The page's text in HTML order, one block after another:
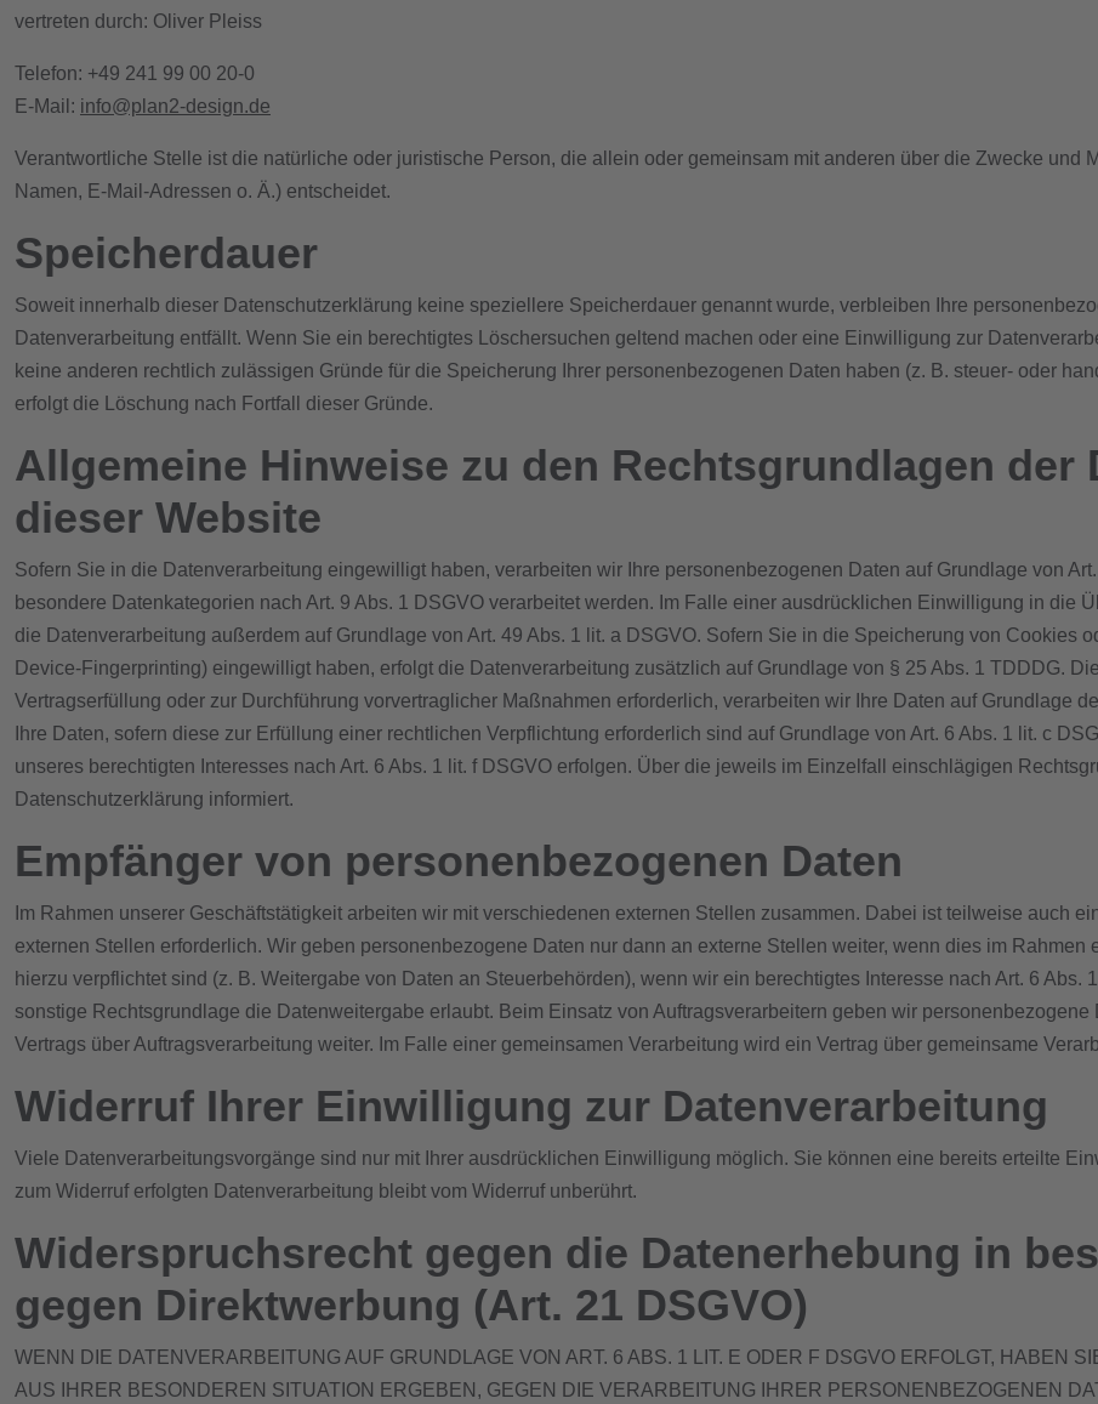
vertreten durch: Oliver Pleiss
Telefon: +49 241 99 00 20-0
E-Mail: info@plan2-design.de
Verantwortliche Stelle ist die natürliche oder juristische Person, die allein oder gemeinsam mit anderen über die Zwecke und
Namen, E-Mail-Adressen o. Ä.) entscheidet.
Speicherdauer
Soweit innerhalb dieser Datenschutzerklärung keine speziellere Speicherdauer genannt wurde, verbleiben Ihre
Datenverarbeitung entfällt. Wenn Sie ein berechtigtes Löschersuchen geltend machen oder eine Einwilligung zur
keine anderen rechtlich zulässigen Gründe für die Speicherung Ihrer personenbezogenen Daten haben (z. B. steuer- oder
erfolgt die Löschung nach Fortfall dieser Gründe.
Allgemeine Hinweise zu den Rechtsgrundlagen der
dieser Website
Sofern Sie in die Datenverarbeitung eingewilligt haben, verarbeiten wir Ihre personenbezogenen Daten auf Grundlage von
besondere Datenkategorien nach Art. 9 Abs. 1 DSGVO verarbeitet werden. Im Falle einer ausdrücklichen Einwilligung in die
die Datenverarbeitung außerdem auf Grundlage von Art. 49 Abs. 1 lit. a DSGVO. Sofern Sie in die Speicherung von Cookies
Device-Fingerprinting) eingewilligt haben, erfolgt die Datenverarbeitung zusätzlich auf Grundlage von § 25 Abs. 1 TDDDG.
Vertragserfüllung oder zur Durchführung vorvertraglicher Maßnahmen erforderlich, verarbeiten wir Ihre Daten auf Grundlage
Ihre Daten, sofern diese zur Erfüllung einer rechtlichen Verpflichtung erforderlich sind auf Grundlage von Art. 6 Abs. 1 lit. c
unseres berechtigten Interesses nach Art. 6 Abs. 1 lit. f DSGVO erfolgen. Über die jeweils im Einzelfall einschlägigen
Datenschutzerklärung informiert.
Empfänger von personenbezogenen Daten
Im Rahmen unserer Geschäftstätigkeit arbeiten wir mit verschiedenen externen Stellen zusammen. Dabei ist teilweise auch
externen Stellen erforderlich. Wir geben personenbezogene Daten nur dann an externe Stellen weiter, wenn dies im
hierzu verpflichtet sind (z. B. Weitergabe von Daten an Steuerbehörden), wenn wir ein berechtigtes Interesse nach Art. 6
sonstige Rechtsgrundlage die Datenweitergabe erlaubt. Beim Einsatz von Auftragsverarbeitern geben wir
Vertrags über Auftragsverarbeitung weiter. Im Falle einer gemeinsamen Verarbeitung wird ein Vertrag über gemeinsame
Widerruf Ihrer Einwilligung zur Datenverarbeitung
Viele Datenverarbeitungsvorgänge sind nur mit Ihrer ausdrücklichen Einwilligung möglich. Sie können eine bereits erteilte
zum Widerruf erfolgten Datenverarbeitung bleibt vom Widerruf unberührt.
Widerspruchsrecht gegen die Datenerhebung in
gegen Direktwerbung (Art. 21 DSGVO)
WENN DIE DATENVERARBEITUNG AUF GRUNDLAGE VON ART. 6 ABS. 1 LIT. E ODER F DSGVO ERFOLGT, HABEN
AUS IHRER BESONDEREN SITUATION ERGEBEN, GEGEN DIE VERARBEITUNG IHRER PERSONENBEZOGENEN